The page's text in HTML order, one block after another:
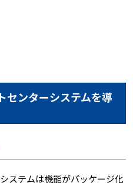
センターシステムを導
ステムは機能がパッケージ化